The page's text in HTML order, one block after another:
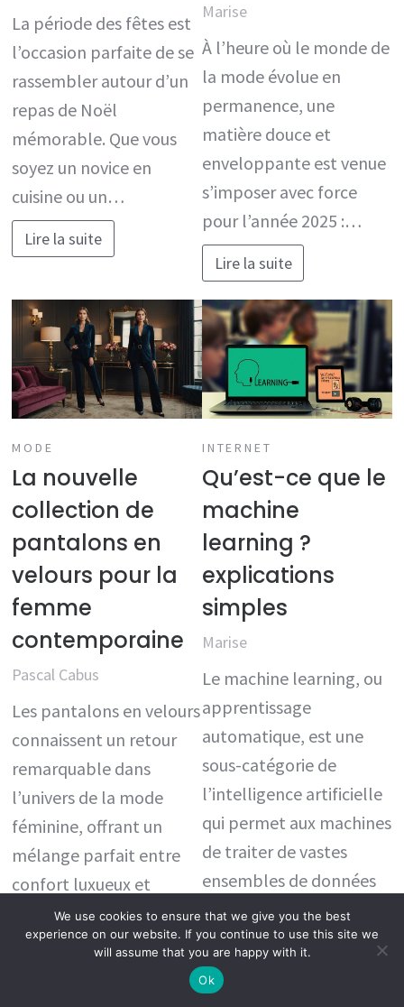
La période des fêtes est
l’occasion parfaite de se
rassembler autour d’un
repas de Noël
mémorable. Que vous
soyez un novice en
cuisine ou un…
Lire la suite
Marise
À l’heure où le monde de
la mode évolue en
permanence, une
matière douce et
enveloppante est venue
s’imposer avec force
pour l’année 2025 :…
Lire la suite
MODE
La nouvelle
collection de
pantalons en
velours pour la
femme
contemporaine
Pascal Cabus
Les pantalons en velours
connaissent un retour
remarquable dans
l’univers de la mode
féminine, offrant un
mélange parfait entre
confort luxueux et
élégance intemporelle.
Cette…
INTERNET
Qu’est-ce que le
machine
learning ?
explications
simples
Marise
Le machine learning, ou
apprentissage
automatique, est une
sous-catégorie de
l’intelligence artificielle
qui permet aux machines
de traiter de vastes
ensembles de données
et d’apprendre…
Lire la suite
We use cookies to ensure that we give you the best
experience on our website. If you continue to use this site we
will assume that you are happy with it.
Ok